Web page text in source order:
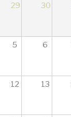
29 30
5 6
12 13